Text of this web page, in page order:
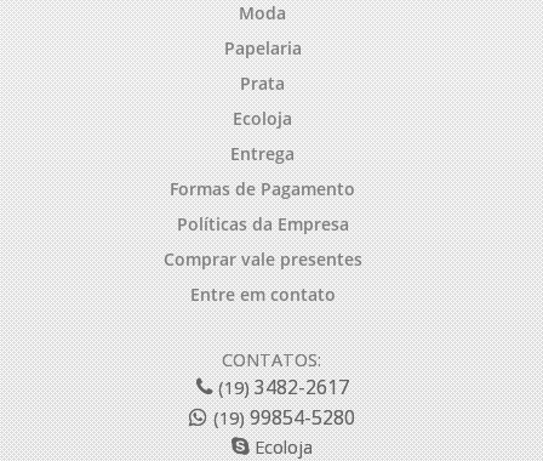
Moda
Papelaria
Prata
Ecoloja
Entrega
Formas de Pagamento
Políticas da Empresa
Comprar vale presentes
Entre em contato
CONTATOS:
(19)3482-2617
(19)99854-5280
Ecoloja